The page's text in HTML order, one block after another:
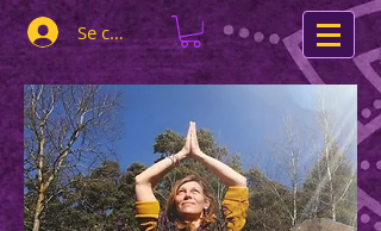
Se connecter